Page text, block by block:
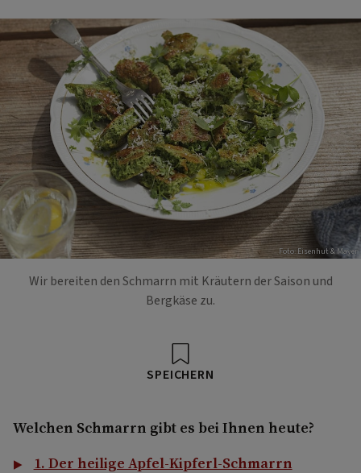
Foto: Eisenhut & Mayer
Wir bereiten den Schmarrn mit Kräutern der Saison und
Bergkäse zu.
SPEICHERN
Welchen Schmarrn gibt es bei Ihnen heute?
1. Der heilige Apfel-Kipferl-Schmarrn